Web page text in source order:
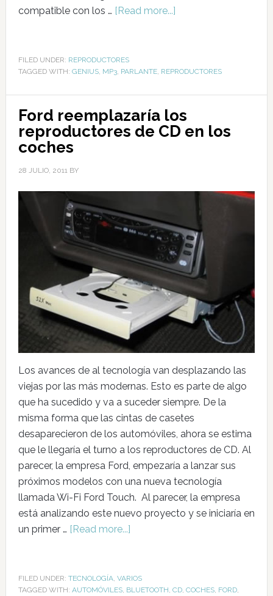
compatible con los … [Read more...]
FILED UNDER: REPRODUCTORES
TAGGED WITH: GENIUS, MP3, PARLANTE, REPRODUCTORES
Ford reemplazaría los
reproductores de CD en los
coches
28 JULIO, 2011BY
Los avances de al tecnología van desplazando las
viejas por las más modernas. Esto es parte de algo
que ha sucedido y va a suceder siempre. De la
misma forma que las cintas de casetes
desaparecieron de los automóviles, ahora se estima
que le llegaría el turno a los reproductores de CD. Al
parecer, la empresa Ford, empezaría a lanzar sus
próximos modelos con una nueva tecnología
llamada Wi-Fi Ford Touch. Al parecer, la empresa
está analizando este nuevo proyecto y se iniciaría en
un primer … [Read more...]
FILED UNDER: TECNOLOGÍA, VARIOS
TAGGED WITH: AUTOMÓVILES, BLUETOOTH, CD, COCHES, FORD,